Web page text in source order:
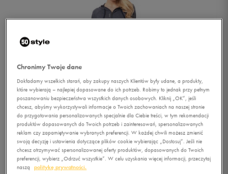
Chronimy Twoje dane
Dokładamy wszelkich starań, aby zakupy naszych Klientów były udane, a produkty,
które wybierają – najlepiej dopasowane do ich potrzeb. Robimy to jednak przy pełnym
poszanowaniu bezpieczeństwa wszystkich danych osobowych. Kliknij „OK”, jeśli
chcesz, abyśmy wykorzystywali informacje o Twoich zachowaniach na naszej stronie
do przygotowania personalizowanych specjalnie dla Ciebie treści, w tym rekomendacji
produktów dopasowanych do Twoich potrzeb i zainteresowań, spersonalizowanych
reklam czy zapamiętywanie wybranych preferencji. W każdej chwili możesz zmienić
swoją decyzję i ustawienia dotyczące plików cookie wybierając „Dostosuj”. Jeśli nie
chcesz otrzymywać spersonalizowanej oferty produktów, dopasowanych do Twoich
preferencji, wybierz „Odrzuć wszystkie”. W celu uzyskania więcej informacji, przeczytaj
naszą
politykę prywatności.